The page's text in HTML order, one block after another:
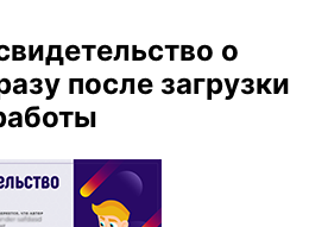
о
после загрузки